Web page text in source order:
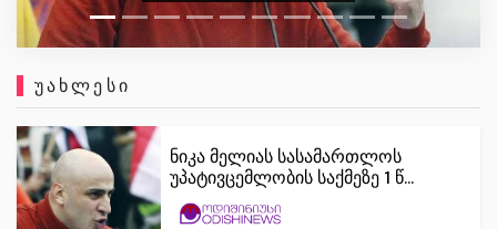
ᲣᲐᲮᲚᲔᲡᲘ
ნიკა მელიას სასამართლოს
უპატივცემლობის საქმეზე 1 წ...